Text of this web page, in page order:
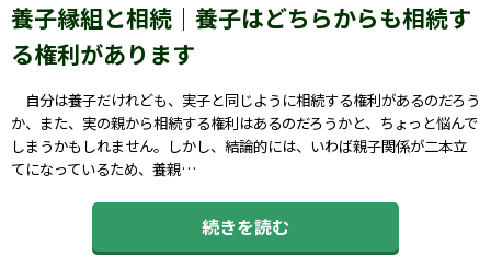
養子縁組と相続｜養子はどちらからも相続す
る権利があります
自分は養子だけれども、実子と同じように相続する権利があるのだろう
か、また、実の親から相続する権利はあるのだろうかと、ちょっと悩んで
しまうかもしれません。しかし、結論的には、いわば親子関係が二本立
てになっているため、養親…
続きを読む